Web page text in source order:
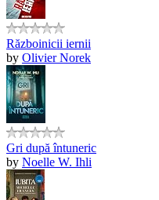
Războinicii iernii
by Olivier Norek
Gri după întuneric
by Noelle W. Ihli